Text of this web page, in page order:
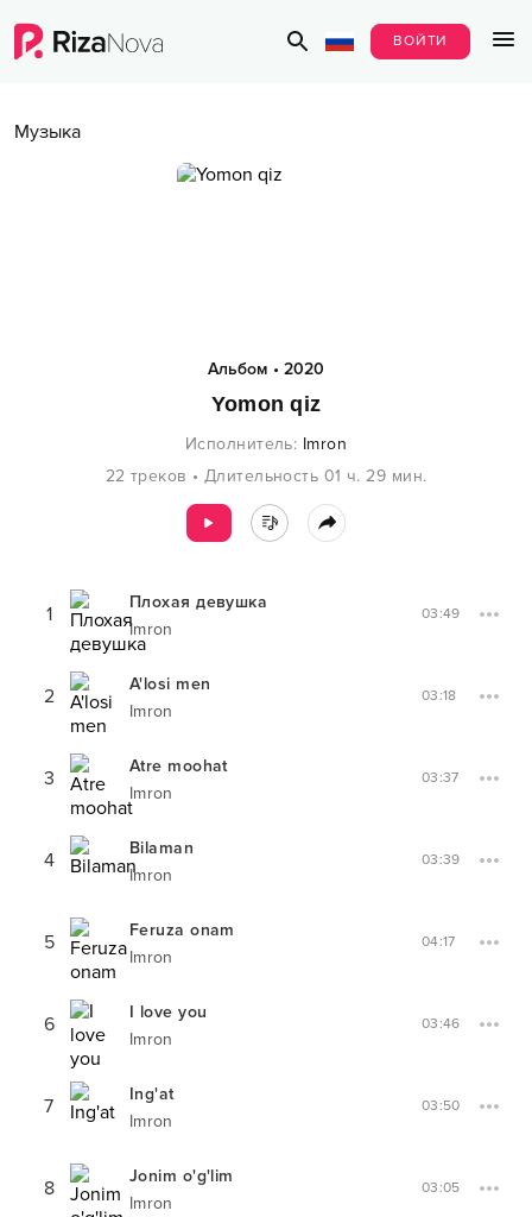
ВОЙТИ
Музыка
Альбом • 2020
Yomon qiz
Исполнитель: Imron
22 треков • Длительность 01 ч. 29 мин.
1
Плохая девушка
Imron
03:49
2
A'losi men
Imron
03:18
3
Atre moohat
Imron
03:37
4
Bilaman
Imron
03:39
5
Feruza onam
Imron
04:17
6
I love you
Imron
03:46
7
Ing'at
Imron
03:50
8
Jonim o'g'lim
Imron
03:05